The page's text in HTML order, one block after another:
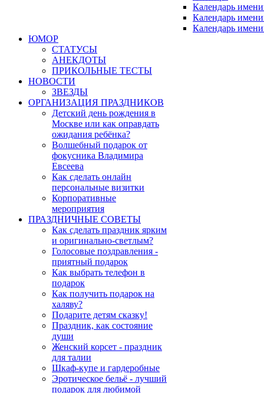
Календарь
Календарь
Календарь
ЮМОР
СТАТУСЫ
АНЕКДОТЫ
ПРИКОЛЬНЫЕ ТЕСТЫ
НОВОСТИ
ЗВЕЗДЫ
ОРГАНИЗАЦИЯ ПРАЗДНИКОВ
Детский день рождения в
Москве или как оправдать
ожидания ребёнка?
Волшебный подарок от
фокусника Владимира
Евсеева
Как сделать онлайн
персональные визитки
Корпоративные
мероприятия
ПРАЗДНИЧНЫЕ СОВЕТЫ
Как сделать праздник ярким
и оригинально-светлым?
Голосовые поздравления -
приятный подарок
Как выбрать телефон в
подарок
Как получить подарок на
халяву?
Подарите детям сказку!
Праздник, как состояние
души
Женский корсет - праздник
для талии
Шкаф-купе и гардеробные
Эротическое бельё - лучший
подарок для любимой